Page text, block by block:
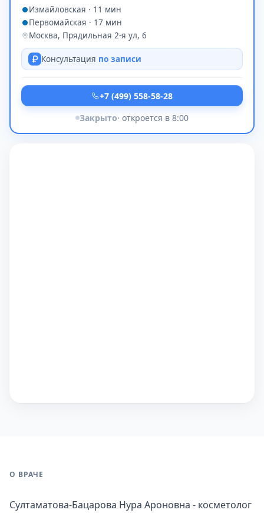
Измайловская · 11 мин
Первомайская · 17 мин
Москва, Прядильная 2-я ул, 6
Консультация по записи
+7 (499) 558-58-28
Закрыто· откроется в 8:00
О ВРАЧЕ
Султаматова-Бацарова Нура Ароновна - косметолог